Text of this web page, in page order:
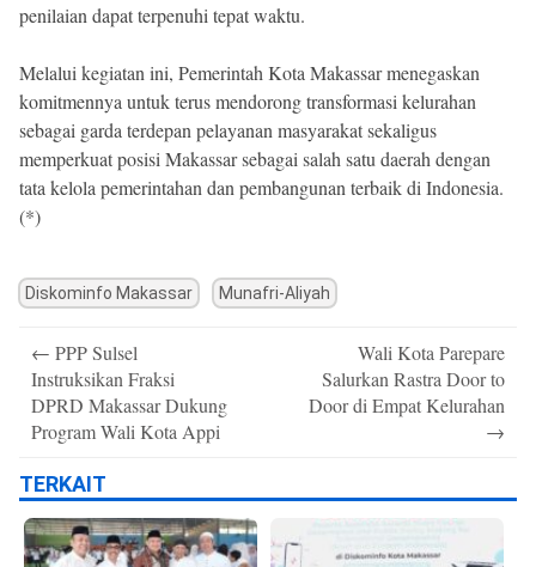
penilaian dapat terpenuhi tepat waktu.
Melalui kegiatan ini, Pemerintah Kota Makassar menegaskan
komitmennya untuk terus mendorong transformasi kelurahan
sebagai garda terdepan pelayanan masyarakat sekaligus
memperkuat posisi Makassar sebagai salah satu daerah dengan
tata kelola pemerintahan dan pembangunan terbaik di Indonesia.
(*)
Diskominfo Makassar Munafri-Aliyah
navigation
← PPP Sulsel
Instruksikan Fraksi
DPRD Makassar Dukung
Program Wali Kota Appi
Wali Kota Parepare
Salurkan Rastra Door to
Door di Empat Kelurahan
→
TERKAIT